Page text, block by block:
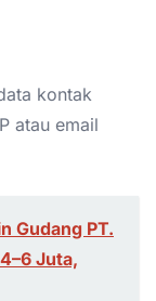
kontak
atau email
Gudang PT.
Juta,